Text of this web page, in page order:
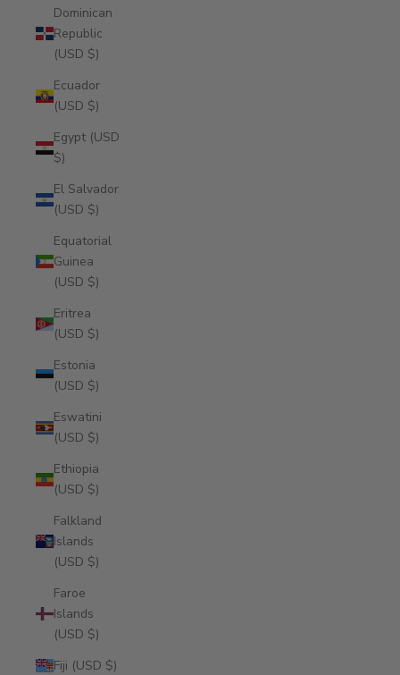
Dominican
Republic
(USD $)
Ecuador
(USD $)
Egypt (USD
$)
El Salvador
(USD $)
Equatorial
Guinea
(USD $)
Eritrea
(USD $)
Estonia
(USD $)
Eswatini
(USD $)
Ethiopia
(USD $)
Falkland
Islands
(USD $)
Faroe
Islands
(USD $)
Fiji (USD $)